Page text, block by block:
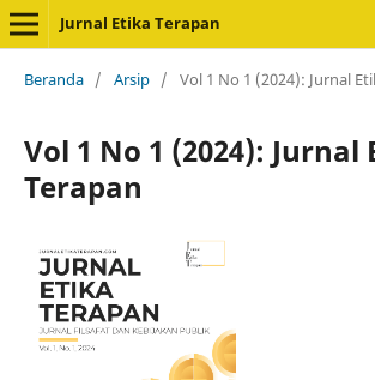
Jurnal Etika Terapan
Beranda / Arsip / Vol 1 No 1 (2024): Jurnal
Vol 1 No 1 (2024): Jurnal
Terapan